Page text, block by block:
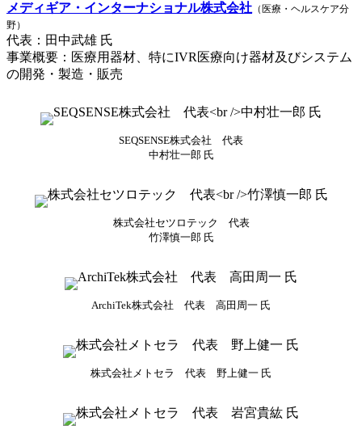
メディギア・インターナショナル株式会社 （医療・ヘルスケア分
野）
代表：田中武雄 氏
事業概要：医療用器材、特にIVR医療向け器材及びシステム
の開発・製造・販売
SEQSENSE株式会社 代表
中村壮一郎 氏
株式会社セツロテック 代表
竹澤慎一郎 氏
ArchiTek株式会社 代表 高田周一 氏
株式会社メトセラ 代表 野上健一 氏